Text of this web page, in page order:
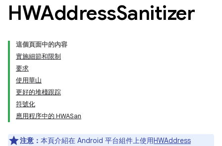
HWAddressSanitizer
這個頁面中的內容
實施細節和限制
要求
使用華山
更好的堆棧跟踪
符號化
應用程序中的 HWASan
注意： 本頁介紹在 Android 平台組件上使用HWAddress